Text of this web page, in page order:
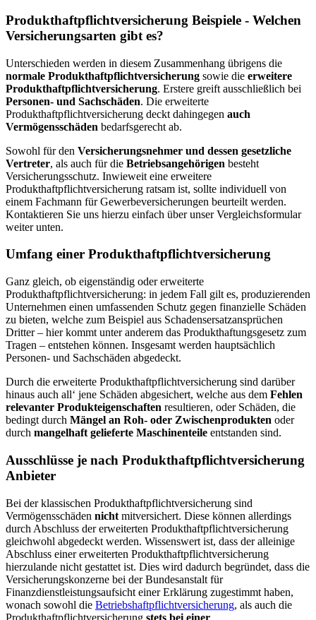
Produkthaftpflichtversicherung Beispiele - Welchen
Versicherungsarten gibt es?
Unterschieden werden in diesem Zusammenhang übrigens die
normale Produkthaftpflichtversicherung sowie die erweitere
Produkthaftpflichtversicherung. Erstere greift ausschließlich bei
Personen- und Sachschäden. Die erweiterte
Produkthaftpflichtversicherung deckt dahingegen auch
Vermögensschäden bedarfsgerecht ab.
Sowohl für den Versicherungsnehmer und dessen gesetzliche
Vertreter, als auch für die Betriebsangehörigen besteht
Versicherungsschutz. Inwieweit eine erweitere
Produkthaftpflichtversicherung ratsam ist, sollte individuell von
einem Fachmann für Gewerbeversicherungen beurteilt werden.
Kontaktieren Sie uns hierzu einfach über unser Vergleichsformular
weiter unten.
Umfang einer Produkthaftpflichtversicherung
Ganz gleich, ob eigenständig oder erweiterte
Produkthaftpflichtversicherung: in jedem Fall gilt es, produzierenden
Unternehmen einen umfassenden Schutz gegen finanzielle Schäden
zu bieten, welche zum Beispiel aus Schadensersatzansprüchen
Dritter – hier kommt unter anderem das Produkthaftungsgesetz zum
Tragen – entstehen können. Insgesamt werden hauptsächlich
Personen- und Sachschäden abgedeckt.
Durch die erweiterte Produkthaftpflichtversicherung sind darüber
hinaus auch all‘ jene Schäden abgesichert, welche aus dem Fehlen
relevanter Produkteigenschaften resultieren, oder Schäden, die
bedingt durch Mängel an Roh- oder Zwischenprodukten oder
durch mangelhaft gelieferte Maschinenteile entstanden sind.
Ausschlüsse je nach Produkthaftpflichtversicherung
Anbieter
Bei der klassischen Produkthaftpflichtversicherung sind
Vermögensschäden nicht mitversichert. Diese können allerdings
durch Abschluss der erweiterten Produkthaftpflichtversicherung
gleichwohl abgedeckt werden. Wissenswert ist, dass der alleinige
Abschluss einer erweiterten Produkthaftpflichtversicherung
hierzulande nicht gestattet ist. Dies wird dadurch begründet, dass die
Versicherungskonzerne bei der Bundesanstalt für
Finanzdienstleistungsaufsicht einer Erklärung zugestimmt haben,
wonach sowohl die Betriebshaftpflichtversicherung, als auch die
Produkthaftpflichtversicherung stets bei einer